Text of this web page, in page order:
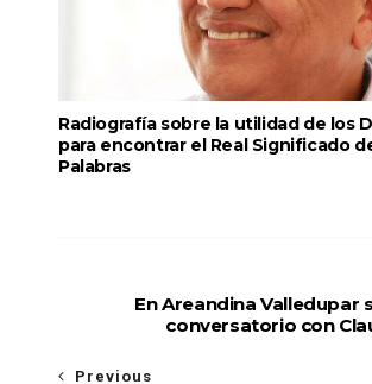
Radiografía sobre la utilidad de los
para encontrar el Real Significado
Palabras
En Areandina Valledupar
conversatorio con
Previous